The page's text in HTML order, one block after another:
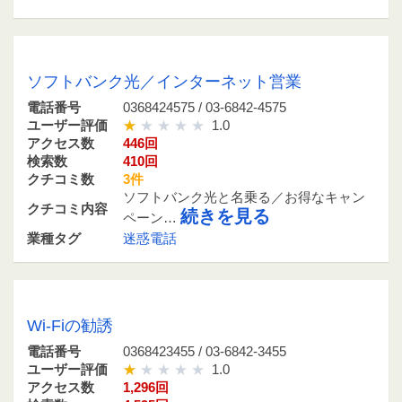
ソフトバンク光／インターネット営業
電話番号
0368424575 / 03-6842-4575
ユーザー評価
1.0
アクセス数
446回
検索数
410回
クチコミ数
3件
クチコミ内容
ソフトバンク光と名乗る／お得なキャン
ペーン… 続きを見る
業種タグ 迷惑電話
Wi-Fiの勧誘
電話番号
0368423455 / 03-6842-3455
ユーザー評価
1.0
アクセス数
1,296回